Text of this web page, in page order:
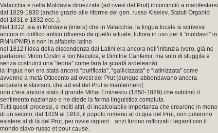
Valacchia e nella Moldavia dimezzata (ad ovest del Prut) incominciò a manifestarsi
dal 1829-1830 (anche grazie alle riforme del gen. russo Kiselev, Statuti Organici
del 1831 e 1832 ecc..).
Nel 1812, sia in Moldavia (intera) che in Valacchia, la lingua locale si scriveva
ancora in cirillico antico (diverso da quello attuale, tuttora in uso per il “moldavo” in
RMN/PMR) e non in alfabeto latino
nel 1812 l’idea della discendenza dai Latini era ancora nell’infanzia (vero, già ne
parlarono Miron Costin e Ion Neculce, e Dimitrie Cantemir, ma solo di sfuggita e
senza costruirci una “teoria” come farà la şcoală ardeleană)
la lingua non era stata ancora “purificata”, “gallicizzata” e “latinizzata” come
avvenne a metà Ottocento ad ovest del Prut (dunque abbondavano ancora
arcaismi e slavismi, che ad est del Prut si mantennero)
non c’era ancora stato il grande Mihai Eminescu (1850-1889) che sublimò il
sentimento nazionale e ne diede la forma linguistica compiuta.
Tutti questi processi, e molti altri, di incalcolabile importanza che crearono in meno
di un secolo, dal 1829 al 1918, il popolo romeno al di qua del Prut, non poterono
esistere al di là del Prut, per ovvie ragioni…anzi furono rafforzati i legami con il
mondo slavo-russo et pour cause.